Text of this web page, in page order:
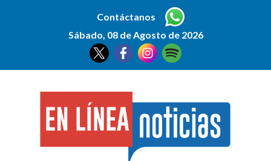
Contáctanos
Sábado, 08 de Agosto de 2026